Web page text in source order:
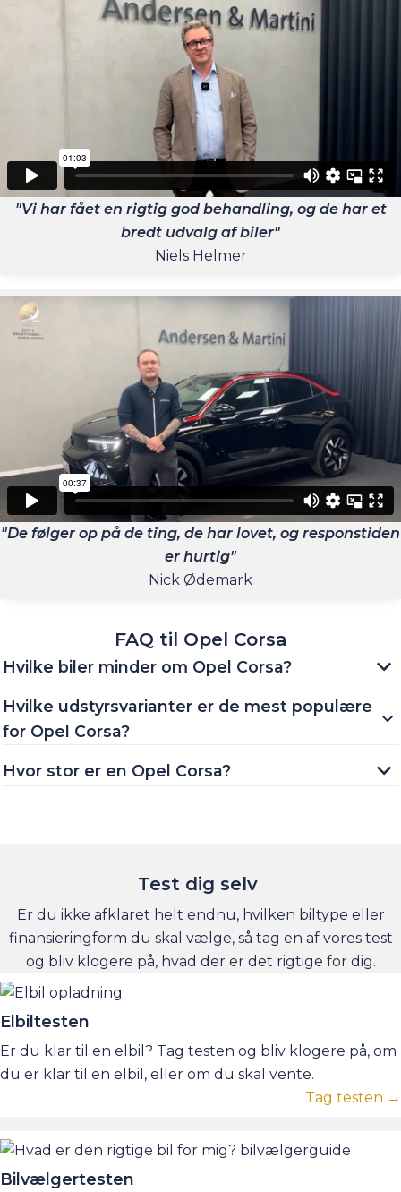
"Vi har fået en rigtig god behandling, og de har et
bredt udvalg af biler"
Niels Helmer
"De følger op på de ting, de har lovet, og responstiden
er hurtig"
Nick Ødemark
FAQ til Opel Corsa
Hvilke biler minder om Opel Corsa?
Hvilke udstyrsvarianter er de mest populære
for Opel Corsa?
Hvor stor er en Opel Corsa?
Test dig selv
Er du ikke afklaret helt endnu, hvilken biltype eller
finansieringform du skal vælge, så tag en af vores test
og bliv klogere på, hvad der er det rigtige for dig.
Elbiltesten
Er du klar til en elbil? Tag testen og bliv klogere på, om
du er klar til en elbil, eller om du skal vente.
Tag testen →
Bilvælgertesten